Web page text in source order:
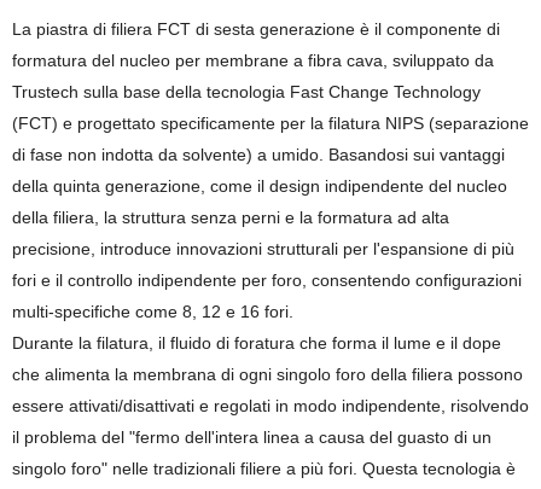
La piastra di filiera FCT di sesta generazione è il componente di
formatura del nucleo per membrane a fibra cava, sviluppato da
Trustech sulla base della tecnologia Fast Change Technology
(FCT) e progettato specificamente per la filatura NIPS (separazione
di fase non indotta da solvente) a umido. Basandosi sui vantaggi
della quinta generazione, come il design indipendente del nucleo
della filiera, la struttura senza perni e la formatura ad alta
precisione, introduce innovazioni strutturali per l'espansione di più
fori e il controllo indipendente per foro, consentendo configurazioni
multi-specifiche come 8, 12 e 16 fori.
Durante la filatura, il fluido di foratura che forma il lume e il dope
che alimenta la membrana di ogni singolo foro della filiera possono
essere attivati/disattivati ​​e regolati in modo indipendente, risolvendo
il problema del "fermo dell'intera linea a causa del guasto di un
singolo foro" nelle tradizionali filiere a più fori. Questa tecnologia è